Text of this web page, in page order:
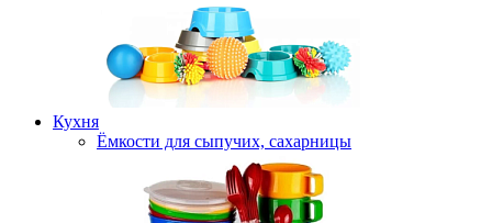
Кухня
Ёмкости для сыпучих, сахарницы